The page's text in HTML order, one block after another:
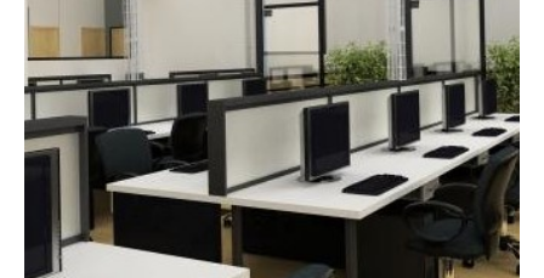
РЕКОНСТРУКЦИЯ КИНОТЕАТРА
РИГА